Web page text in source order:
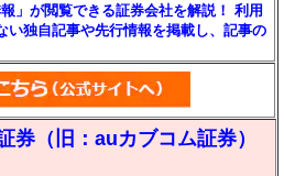
」が閲覧できる証券会社を解説！ 利用
い独自記事や先行情報を掲載し、記事の
（旧：auカブコム証券）